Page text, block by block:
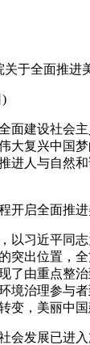
全面推进
建设社会主
大复兴中国
进人与自然
启全面推进
习近平同志
突出位置，
了由重点整
境治理参与
变，美丽中国
发展已进入